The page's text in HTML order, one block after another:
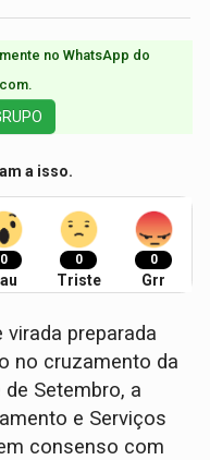
no WhatsApp do
a isso.
0 0
Triste
0
Grr
preparada
no cruzamento da
Setembro, a
e Serviços
consenso com